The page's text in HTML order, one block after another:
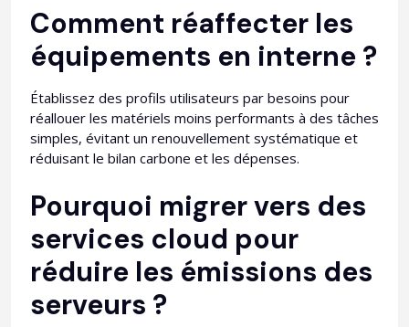
Comment réaffecter les
équipements en interne ?
Établissez des profils utilisateurs par besoins pour
réallouer les matériels moins performants à des tâches
simples, évitant un renouvellement systématique et
réduisant le bilan carbone et les dépenses.​
Pourquoi migrer vers des
services cloud pour
réduire les émissions des
serveurs ?